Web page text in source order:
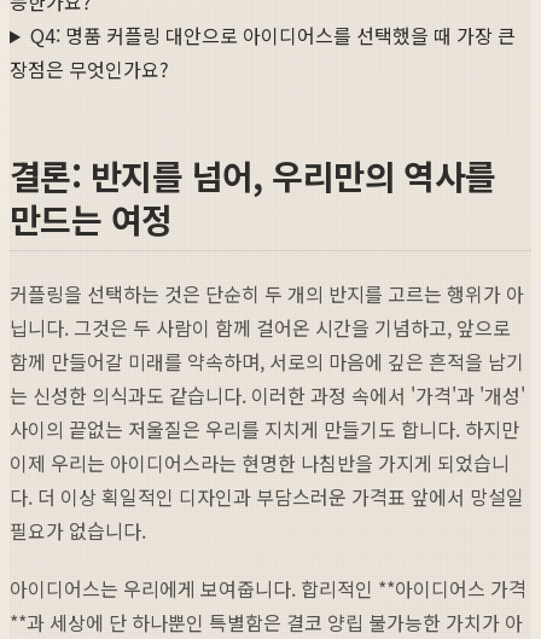
Q4: 명품 커플링 대안으로 아이디어스를 선택했을 때 가장 큰
장점은 무엇인가요?
결론: 반지를 넘어, 우리만의 역사를
만드는 여정
커플링을 선택하는 것은 단순히 두 개의 반지를 고르는 행위가 아
닙니다. 그것은 두 사람이 함께 걸어온 시간을 기념하고, 앞으로
함께 만들어갈 미래를 약속하며, 서로의 마음에 깊은 흔적을 남기
는 신성한 의식과도 같습니다. 이러한 과정 속에서 '가격'과 '개성'
사이의 끝없는 저울질은 우리를 지치게 만들기도 합니다. 하지만
이제 우리는 아이디어스라는 현명한 나침반을 가지게 되었습니
다. 더 이상 획일적인 디자인과 부담스러운 가격표 앞에서 망설일
필요가 없습니다.
아이디어스는 우리에게 보여줍니다. 합리적인 **아이디어스 가격
**과 세상에 단 하나뿐인 특별함은 결코 양립 불가능한 가치가 아